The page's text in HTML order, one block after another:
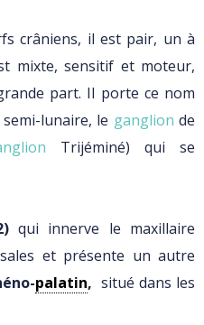
crâniens, il est pair, un à
mixte, sensitif et moteur,
part. Il porte ce nom
lunaire, le ganglion de
Trijéminé) qui se
qui innerve le maxillaire
et présente un autre
palatin, situé dans les